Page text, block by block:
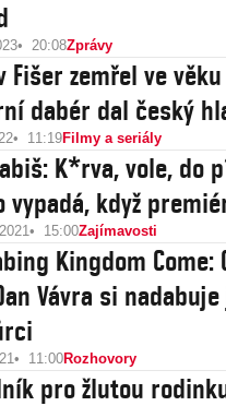
20:08Zprávy
Fišer zemřel ve
dabér dal český
11:19Filmy a seriály
K*rva, vole, do
vypadá, když
15:00Zajímavosti
Kingdom
Vávra si
11:00Rozhovory
pro žlutou